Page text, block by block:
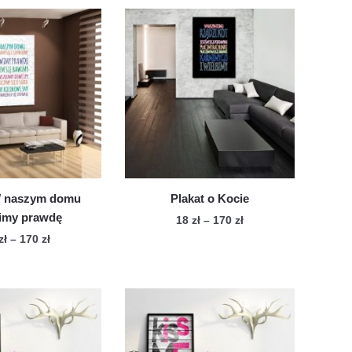
naszym domu
prawdę
– 170złZakres
do
170 zł
produkt
ma
wariantów.
Plakat o Kocie
18 zł – 170 złZakres
170 zł
ma
wiele
wariantów.